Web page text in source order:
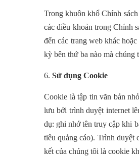
Trong khuôn khổ Chính
các điều khoản trong Chính
đến các trang web khác
kỳ bên thứ ba nào mà chúng
6. Sử dụng Cookie
Cookie là tập tin văn bản
lưu bởi trình duyệt internet
dụ: ghi nhớ tên truy cập khi
tiêu quảng cáo). Trình duyệt
kết của chúng tôi là cookie